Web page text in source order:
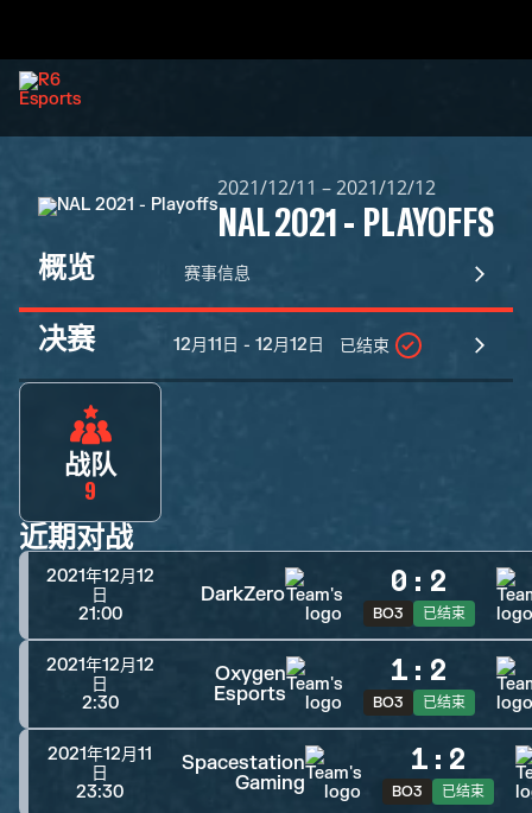
2021/12/11 – 2021/12/12
NAL 2021 - PLAYOFFS
概览 赛事信息
决赛 12月11日 - 12月12日 已结束
战队
9
近期对战
2021年12月12
日
21:00
DarkZero 0 : 2
BO3 已结束
2021年12月12
日
2:30
Oxygen
Esports
1 : 2
BO3 已结束
2021年12月11
日
23:30
Spacestation
Gaming
1 : 2
BO3 已结束